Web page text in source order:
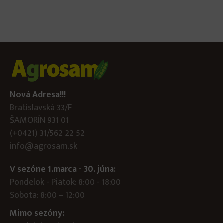
Nová Adresa!!!
Bratislavská 33/F
ŠAMORÍN 931 01
(+0421) 31/562 22 52
info@agrosam.sk
V sezóne 1.marca - 30. júna:
Pondelok - Piatok: 8:00 - 18:00
Sobota: 8:00 – 12:00
Mimo sezóny: